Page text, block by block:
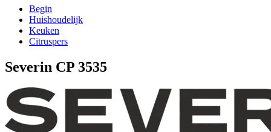
Begin
Huishoudelijk
Keuken
Citruspers
Severin CP 3535